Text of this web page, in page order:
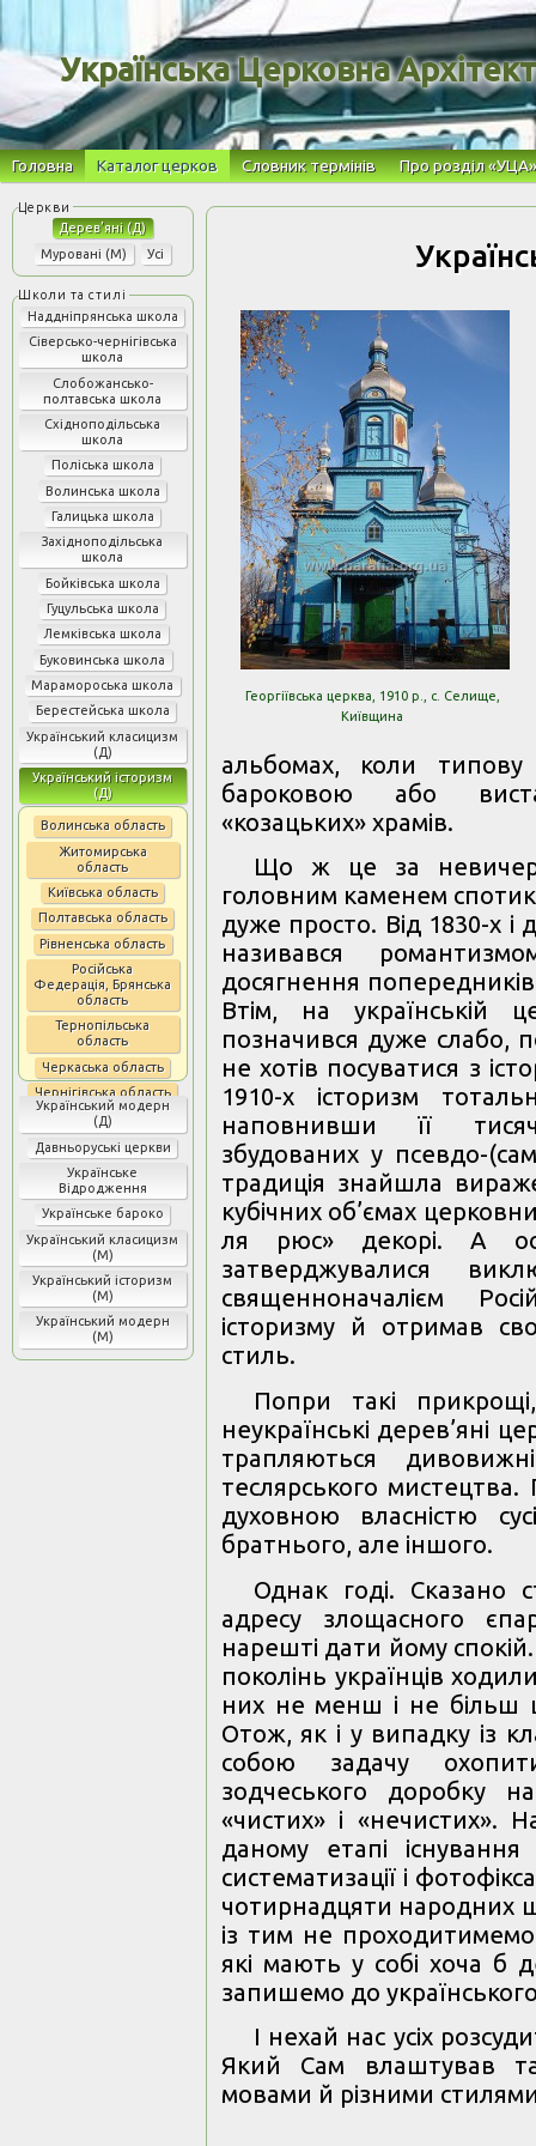
Українська Церковна
Головна Каталог церков Словник термінів Про розділ «УЦА»
Дерев’яні (Д)
Муровані (М)
Усі
Наддніпрянська школа
Сіверсько-чернігівська
школа
Слобожансько-
полтавська школа
Східноподільська
школа
Поліська школа
Волинська школа
Галицька школа
Західноподільська
школа
Бойківська школа
Гуцульська школа
Лемківська школа
Буковинська школа
Марамороська школа
Берестейська школа
Український класицизм
(Д)
Український історизм
(Д)
Волинська область
Житомирська
область
Київська область
Полтавська область
Рівненська область
Російська
Федерація, Брянська
область
Тернопільська
область
Черкаська область
Чернігівська область
Український модерн
(Д)
Давньоруські церкви
Українське
Відродження
Українське бароко
Український класицизм
(М)
Український історизм
(М)
Український модерн
(М)
Георгіївська церква, 1910 р., с. Селище,
Київщина
альбомах, коли
бароковою або
«козацьких» храмів.
Що ж це за
головним каменем
дуже просто. Від 1830-х і
називався
досягнення
Втім, на українській
позначився дуже слабо,
не хотів посуватися з
1910-х історизм
наповнивши її
збудованих у псевдо-
традиція знайшла
кубічних об’ємах
ля рюс» декорі. А
затверджувалися
священноначалієм
історизму й отримав
стиль.
Попри такі
неукраїнські дерев’яні
трапляються
теслярського
духовною власністю
братнього, але іншого.
Однак годі. Сказано
адресу злощасного
нарешті дати йому
поколінь українців
них не менш і не більш
Отож, як і у випадку із
собою задачу
зодчеського доробку
«чистих» і
даному етапі існування
систематизації і
чотирнадцяти народних
із тим не
які мають у собі хоча б
запишемо до
І нехай нас усіх
Який Сам влаштував
мовами й різними